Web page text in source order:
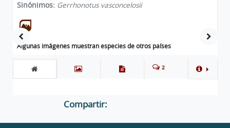
Sinónimos: Gerrhonotus vasconcelosii
Algunas imágenes muestran especies de otros países
2
Compartir: